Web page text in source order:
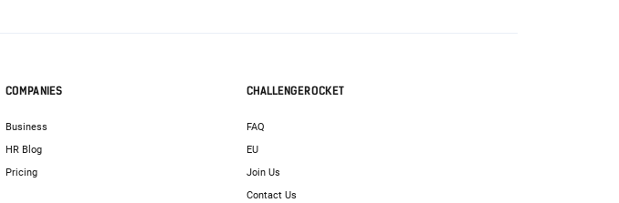
COMPANIES
Business
HR Blog
Pricing
CHALLENGEROCKET
FAQ
EU
Join Us
Contact Us